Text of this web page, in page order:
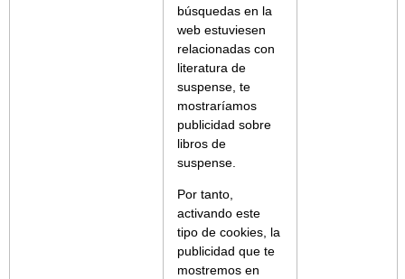
búsquedas en la
web estuviesen
relacionadas con
literatura de
suspense, te
mostraríamos
publicidad sobre
libros de
suspense.
Por tanto,
activando este
tipo de cookies, la
publicidad que te
mostremos en